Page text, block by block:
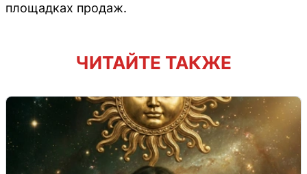
площадках продаж.
ЧИТАЙТЕ ТАКЖЕ